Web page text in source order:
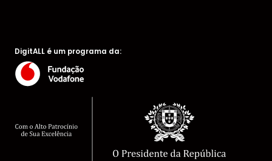
DigitALL é um programa da: